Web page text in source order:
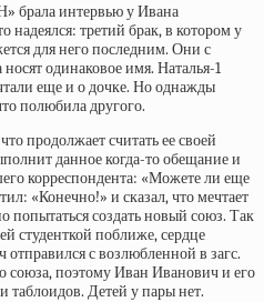
брала интервью у Ивана
надеялся: третий брак, в котором у
для него последним. Они с
одинаковое имя. Наталья-1
еще и о дочке. Но однажды
полюбила другого.
продолжает считать ее своей
данное когда-то обещание и
корреспондента: «Можете ли еще
«Конечно!» и сказал, что мечтает
попытаться создать новый союз. Так
студенткой поближе, сердце
с возлюбленной в загс.
союза, поэтому Иван Иванович и его
Детей у пары нет.